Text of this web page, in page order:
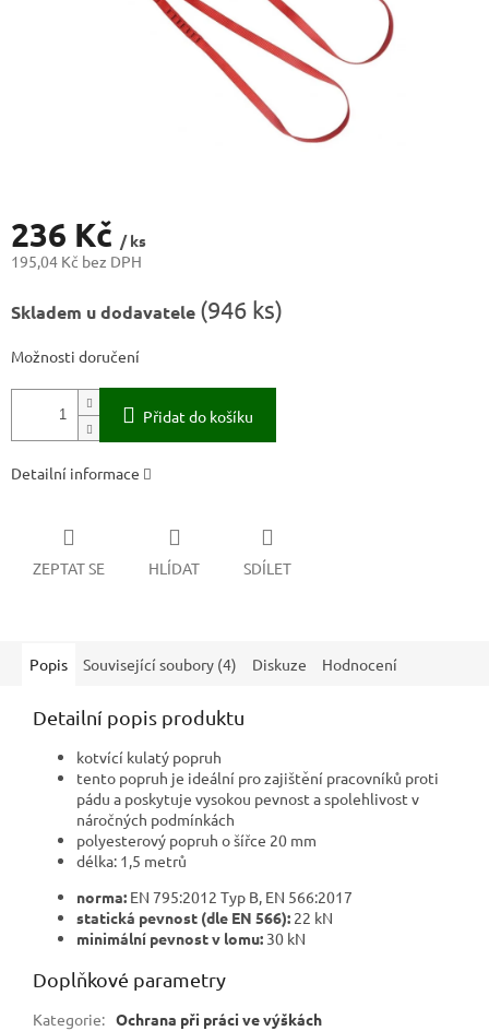
236 Kč / ks
195,04 Kč bez DPH
cena:
Skladem u dodavatele (946 ks)
Možnosti doručení
Přidat do košíku
Detailní informace
ZEPTAT SE HLÍDAT SDÍLET
Popis Související soubory (4) Diskuze Hodnocení
Detailní popis produktu
kotvící kulatý popruh
tento popruh je ideální pro zajištění pracovníků proti
pádu a poskytuje vysokou pevnost a spolehlivost v
náročných podmínkách
polyesterový popruh o šířce 20 mm
délka: 1,5 metrů
norma: EN 795:2012 Typ B, EN 566:2017
statická pevnost (dle EN 566): 22 kN
minimální pevnost v lomu: 30 kN
Doplňkové parametry
Kategorie: Ochrana při práci ve výškách